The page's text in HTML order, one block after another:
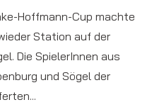
Hoffmann-Cup machte
Station auf der
Die SpielerInnen aus
und Sögel der